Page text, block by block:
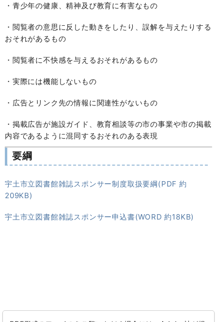
・青少年の健康、精神及び教育に有害なもの
・閲覧者の意思に反した動きをしたり、誤解を与えたりする
おそれがあるもの
・閲覧者に不快感を与えるおそれがあるもの
・実際には機能しないもの
・広告とリンク先の情報に関連性がないもの
・掲載広告が施設ガイド、教育相談等の市の事業や市の掲載
内容であるように混同するおそれのある表現
要綱
宇土市立図書館雑誌スポンサー制度取扱要綱(PDF 約
209KB)
宇土市立図書館雑誌スポンサー申込書(WORD 約18KB)